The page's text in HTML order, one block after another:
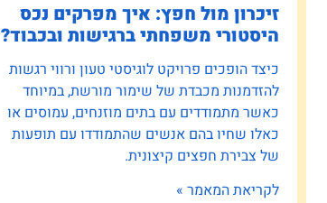
זיכרון מול חפץ: איך מפרקים נכס
היסטורי משפחתי ברגישות ובכבוד?
כיצד הופכים פרויקט לוגיסטי טעון ורווי רגשות
להזדמנות מכבדת של שימור מורשת, במיוחד
כאשר מתמודדים עם בתים מוזנחים, עמוסים או
כאלו שחיו בהם אנשים שהתמודדו עם תופעות
של צבירת חפצים קיצונית.
לקריאת המאמר »